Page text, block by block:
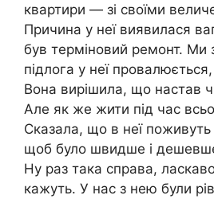
квартири — зі своїми
Причина у неї виявилася
був терміновий ремонт.
підлога у неї
Вона вирішила, що настав
Але як же жити під час
Сказала, що в неї поживуть
щоб було швидше і
Ну раз така справа,
кажуть. У нас з нею були